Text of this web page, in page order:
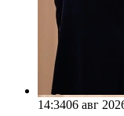
14:3406 авг